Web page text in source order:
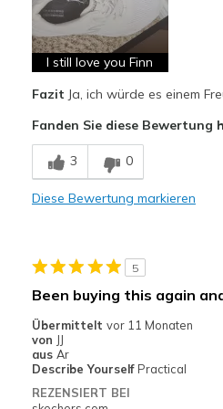
Breathe Well
Comfortable
Durable
Stylish
Geeignete Verwendung
Casual Wear
Travel
Width
Feels true
Sizing
Feels true to
View On Shoes
I still love you Finn
Fazit Ja, ich würde es einem
Fanden Sie diese Bewertung
3 0
Diese Bewertung markieren
5
Been buying this again
Übermittelt vor 11 Monaten
von JJ
aus Ar
Describe Yourself Practical
REZENSIERT BEI